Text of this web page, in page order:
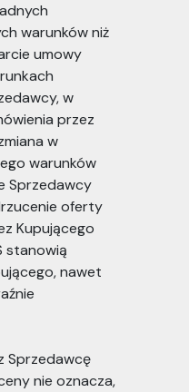
warunków niż
umowy
w
przez
w
warunków
Sprzedawcy
oferty
Kupującego
stanowią
nawet
Sprzedawcę
nie oznacza,